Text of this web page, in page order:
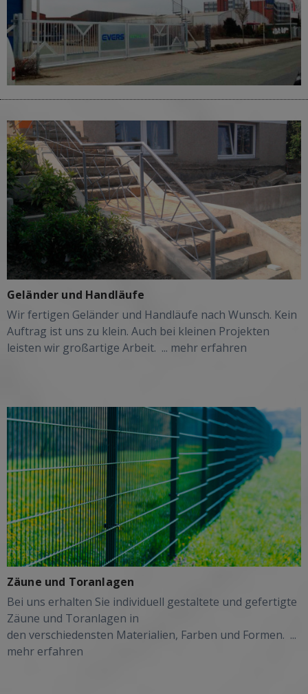
Geländer und Handläufe
Wir fertigen Geländer und Handläufe nach Wunsch. Kein
Auftrag ist uns zu klein. Auch bei kleinen Projekten
leisten wir großartige Arbeit. ... mehr erfahren
Zäune und Toranlagen
Bei uns erhalten Sie individuell gestaltete und gefertigte
Zäune und Toranlagen in
den verschiedensten Materialien, Farben und Formen. ...
mehr erfahren